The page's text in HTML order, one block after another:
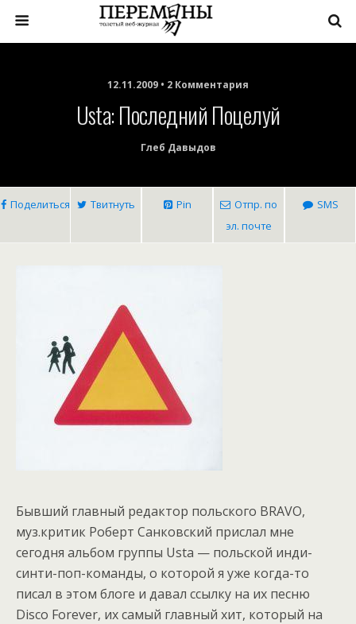
12.11.2009 • 2 Комментария
Usta: Последний Поцелуй
Глеб Давыдов
Поделиться Твитнуть Pin
Отпр. по
эл. почте
SMS
Бывший главный редактор польского BRAVO,
муз.критик Роберт Санковский прислал мне
сегодня альбом группы Usta — польской инди-
синти-поп-команды, о которой я уже когда-то
писал в этом блоге и давал ссылку на их песню
Disco Forever, их самый главный хит, который на